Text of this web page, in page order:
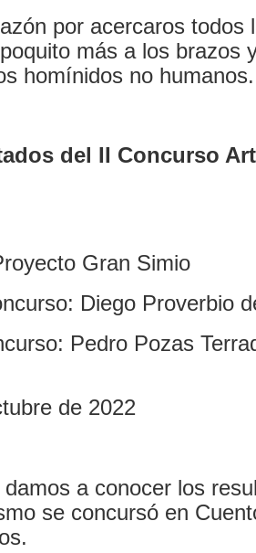
por acercaros todos
más a los brazos
homínidos no humanos.
del II Concurso
Gran Simio
Diego Proverbio
Pedro Pozas
de 2022
a conocer los
se concursó en